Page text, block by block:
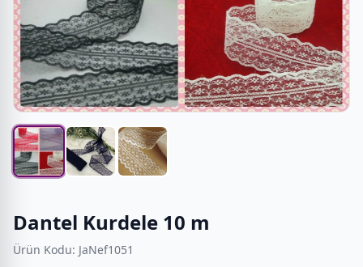
Dantel Kurdele 10 m
Ürün Kodu: JaNef1051